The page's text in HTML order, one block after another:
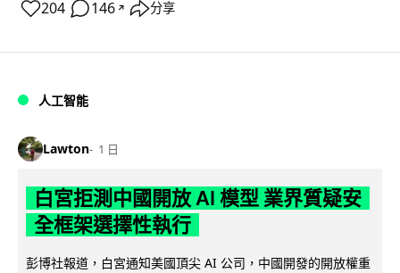
204 146 ↗ 分享
人工智能
Lawton 1 日
白宮拒測中國開放 AI 模型 業界質疑安
全框架選擇性執行
彭博社報道，白宮通知美國頂尖 AI 公司，中國開發的開放權重